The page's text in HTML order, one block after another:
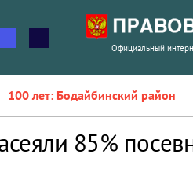
Официальный
100 лет: Бодайбинский район
85%